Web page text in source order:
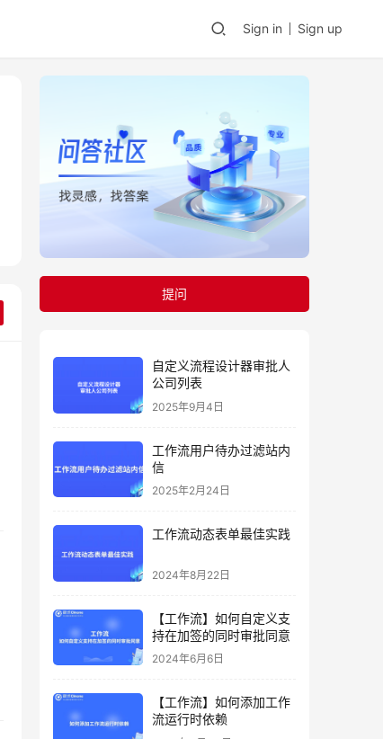
Sign in Sign up
提问
自定义流程设计器审批人
公司列表
2025年9月4日
工作流用户待办过滤站内
信
2025年2月24日
工作流动态表单最佳实践
2024年8月22日
【工作流】如何自定义支
持在加签的同时审批同意
2024年6月6日
【工作流】如何添加工作
流运行时依赖